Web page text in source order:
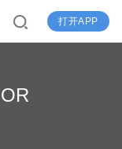
打开APP